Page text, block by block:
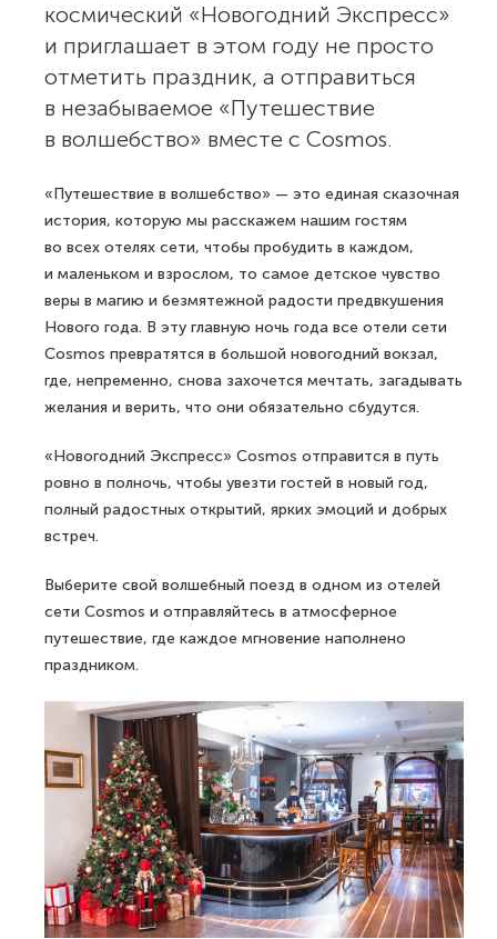
космический «Новогодний Экспресс»
и приглашает в этом году не просто
отметить праздник, а отправиться
в незабываемое «Путешествие
в волшебство» вместе с Cosmos.
«Путешествие в волшебство» — это единая сказочная
история, которую мы расскажем нашим гостям
во всех отелях сети, чтобы пробудить в каждом,
и маленьком и взрослом, то самое детское чувство
веры в магию и безмятежной радости предвкушения
Нового года. В эту главную ночь года все отели сети
Cosmos превратятся в большой новогодний вокзал,
где, непременно, снова захочется мечтать, загадывать
желания и верить, что они обязательно сбудутся.
«Новогодний Экспресс» Cosmos отправится в путь
ровно в полночь, чтобы увезти гостей в новый год,
полный радостных открытий, ярких эмоций и добрых
встреч.
Выберите свой волшебный поезд в одном из отелей
сети Cosmos и отправляйтесь в атмосферное
путешествие, где каждое мгновение наполнено
праздником.